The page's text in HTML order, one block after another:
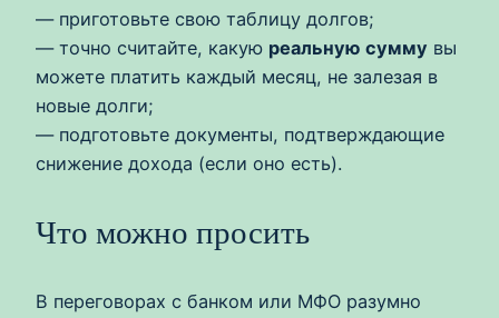
— приготовьте свою таблицу долгов;
— точно считайте, какую реальную сумму вы
можете платить каждый месяц, не залезая в
новые долги;
— подготовьте документы, подтверждающие
снижение дохода (если оно есть).
Что можно просить
В переговорах с банком или МФО разумно